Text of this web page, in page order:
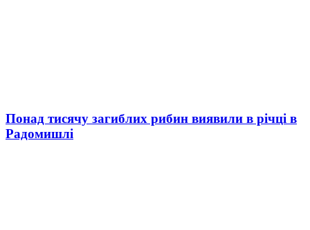
Понад тисячу загиблих рибин виявили в річці в
Радомишлі